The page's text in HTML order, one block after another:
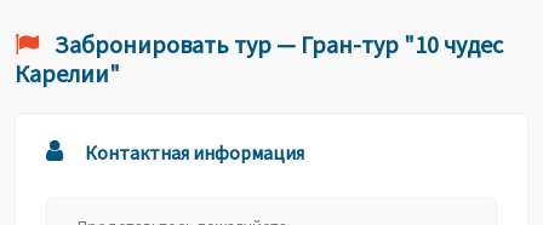
Забронировать тур — Гран-тур "10 чудес
Карелии"
Контактная информация